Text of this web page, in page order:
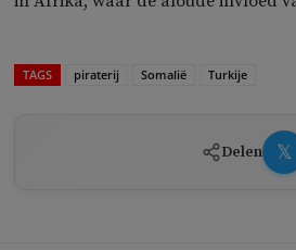
TAGS piraterij Somalië Turkije
Delen 𝕏